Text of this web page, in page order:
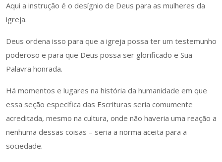
Aqui a instrução é o desígnio de Deus para as mulheres da
igreja.
Deus ordena isso para que a igreja possa ter um testemunho
poderoso e para que Deus possa ser glorificado e Sua
Palavra honrada.
Há momentos e lugares na história da humanidade em que
essa seção específica das Escrituras seria comumente
acreditada, mesmo na cultura, onde não haveria uma reação a
nenhuma dessas coisas – seria a norma aceita para a
sociedade.